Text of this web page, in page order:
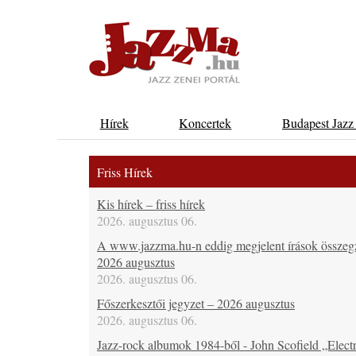
Hírek Koncertek Budapest
Friss Hírek
Kis hírek – friss hírek
2026. augusztus 06.
A www.jazzma.hu-n eddig megjelent írások
2026 augusztus
2026. augusztus 06.
Főszerkesztői jegyzet – 2026 augusztus
2026. augusztus 06.
Jazz-rock albumok 1984-ből - John Scofield